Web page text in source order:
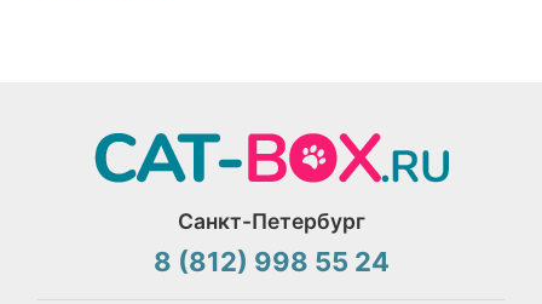
Санкт-Петербург
8 (812) 998 55 24